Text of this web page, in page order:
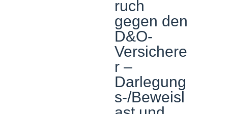
ruch
gegen den
D&O-
Versichere
r –
Darlegung
s-/Beweisl